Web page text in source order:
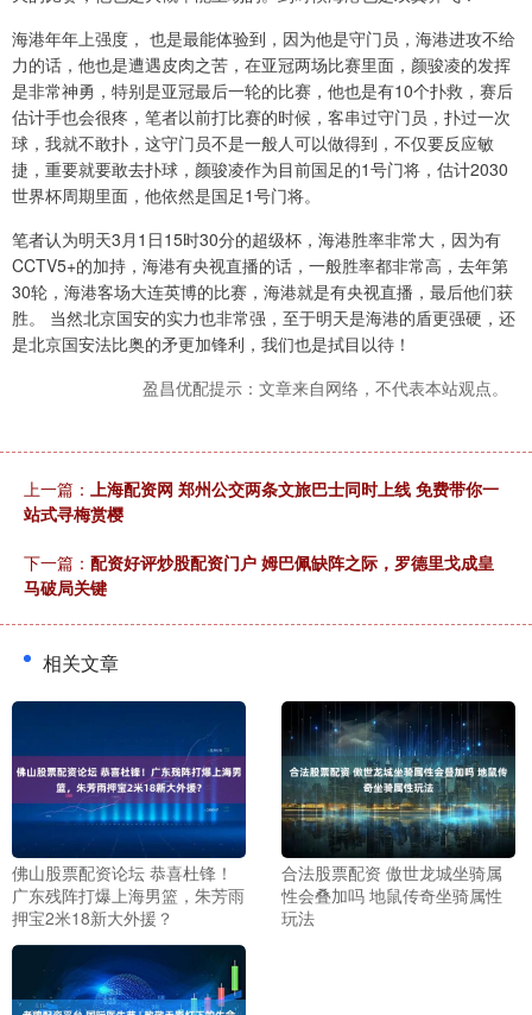
海港年年上强度， 也是最能体验到，因为他是守门员，海港进攻不给
力的话，他也是遭遇皮肉之苦，在亚冠两场比赛里面，颜骏凌的发挥
是非常神勇，特别是亚冠最后一轮的比赛，他也是有10个扑救，赛后
估计手也会很疼，笔者以前打比赛的时候，客串过守门员，扑过一次
球，我就不敢扑，这守门员不是一般人可以做得到，不仅要反应敏
捷，重要就要敢去扑球，颜骏凌作为目前国足的1号门将，估计2030
世界杯周期里面，他依然是国足1号门将。
笔者认为明天3月1日15时30分的超级杯，海港胜率非常大，因为有
CCTV5+的加持，海港有央视直播的话，一般胜率都非常高，去年第
30轮，海港客场大连英博的比赛，海港就是有央视直播，最后他们获
胜。 当然北京国安的实力也非常强，至于明天是海港的盾更强硬，还
是北京国安法比奥的矛更加锋利，我们也是拭目以待！
盈昌优配提示：文章来自网络，不代表本站观点。
上一篇： 上海配资网 郑州公交两条文旅巴士同时上线 免费带你一
站式寻梅赏樱
下一篇： 配资好评炒股配资门户 姆巴佩缺阵之际，罗德里戈成皇
马破局关键
相关文章
佛山股票配资论坛 恭喜杜锋！
广东残阵打爆上海男篮，朱芳雨
押宝2米18新大外援？
合法股票配资 傲世龙城坐骑属
性会叠加吗 地鼠传奇坐骑属性
玩法